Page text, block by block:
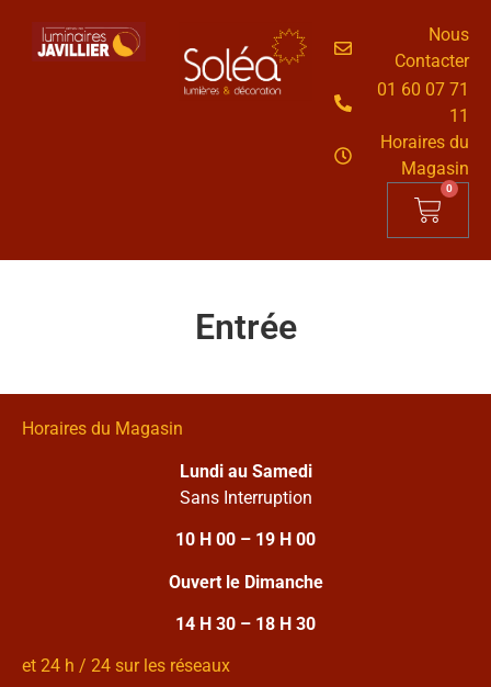
Nous
Contacter
01 60 07 71
11
Horaires du
Magasin
0
Entrée
Horaires du Magasin
Lundi au Samedi
Sans Interruption
10 H 00 – 19 H 00
Ouvert le Dimanche
14 H 30 – 18 H 30
et 24 h / 24 sur les réseaux